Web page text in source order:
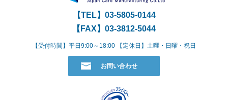
【TEL】 03-5805-0144
【FAX】03-3812-5044
【受付時間】平日9:00～18:00 【定休日】土曜・日曜・祝日
お問い合わせ